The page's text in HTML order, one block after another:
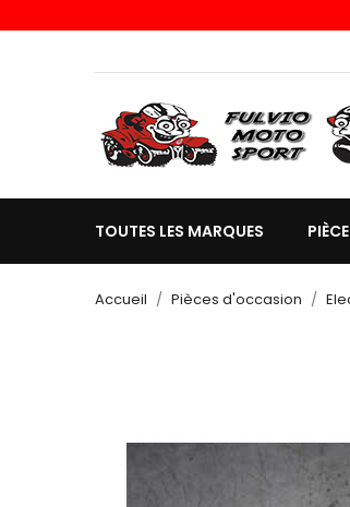
TOUTES LES MARQUES
Accueil Pièces d'occasion